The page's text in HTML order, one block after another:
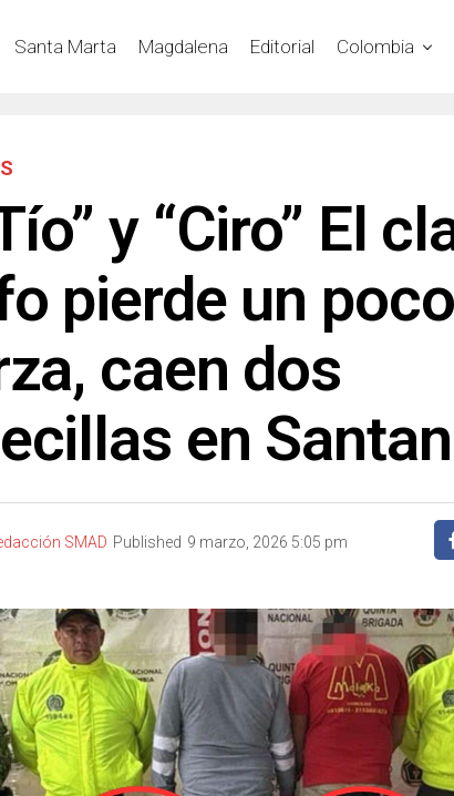
Santa Marta Magdalena Editorial Colombia
y “Ciro” El
pierde un
caen dos
en
SMAD Published 9 marzo, 2026 5:05 pm